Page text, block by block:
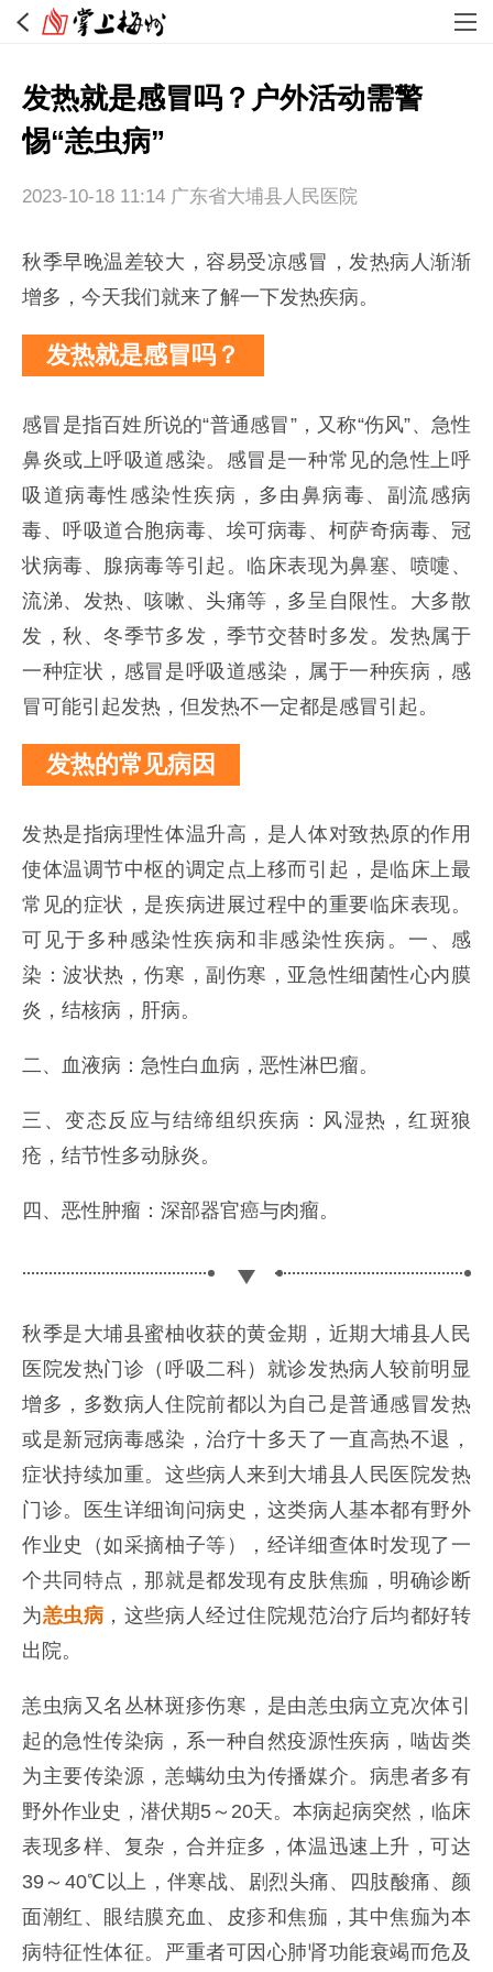
发热就是感冒吗？户外活动需警
惕“恙虫病”
2023-10-18 11:14 广东省大埔县人民医院
秋季早晚温差较大，容易受凉感冒，发热病人渐渐
增多，今天我们就来了解一下发热疾病。
发热就是感冒吗？
感冒是指百姓所说的“普通感冒”，又称“伤风”、急性
鼻炎或上呼吸道感染。感冒是一种常见的急性上呼
吸道病毒性感染性疾病，多由鼻病毒、副流感病
毒、呼吸道合胞病毒、埃可病毒、柯萨奇病毒、冠
状病毒、腺病毒等引起。临床表现为鼻塞、喷嚏、
流涕、发热、咳嗽、头痛等，多呈自限性。大多散
发，秋、冬季节多发，季节交替时多发。发热属于
一种症状，感冒是呼吸道感染，属于一种疾病，感
冒可能引起发热，但发热不一定都是感冒引起。
发热的常见病因
发热是指病理性体温升高，是人体对致热原的作用
使体温调节中枢的调定点上移而引起，是临床上最
常见的症状，是疾病进展过程中的重要临床表现。
可见于多种感染性疾病和非感染性疾病。 一、感
染：波状热，伤寒，副伤寒，亚急性细菌性心内膜
炎，结核病，肝病。
二、血液病：急性白血病，恶性淋巴瘤。
三、变态反应与结缔组织疾病：风湿热，红斑狼
疮，结节性多动脉炎。
四、恶性肿瘤：深部器官癌与肉瘤。
秋季是大埔县蜜柚收获的黄金期，近期大埔县人民
医院发热门诊（呼吸二科）就诊发热病人较前明显
增多，多数病人住院前都以为自己是普通感冒发热
或是新冠病毒感染，治疗十多天了一直高热不退，
症状持续加重。这些病人来到大埔县人民医院发热
门诊。医生详细询问病史，这类病人基本都有野外
作业史（如采摘柚子等），经详细查体时发现了一
个共同特点，那就是都发现有皮肤焦痂，明确诊断
为恙虫病 ，这些病人经过住院规范治疗后均都好转
出院。
恙虫病又名丛林斑疹伤寒，是由恙虫病立克次体引
起的急性传染病，系一种自然疫源性疾病，啮齿类
为主要传染源，恙螨幼虫为传播媒介。病患者多有
野外作业史，潜伏期5～20天。本病起病突然，临床
表现多样、复杂，合并症多，体温迅速上升，可达
39～40℃以上，伴寒战、剧烈头痛、四肢酸痛、颜
面潮红、眼结膜充血、皮疹和焦痂，其中焦痂为本
病特征性体征。严重者可因心肺肾功能衰竭而危及